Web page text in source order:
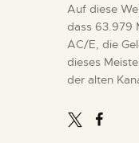
Auf diese
dass 63.979
AC/E, die
dieses
der alten